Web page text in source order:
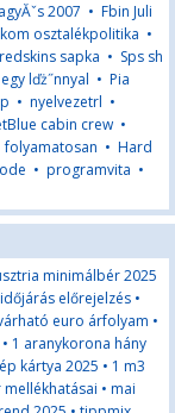
2007 • Fbin Juli
osztalékpolitika •
sapka • Sps sh
lďż˝nnyal • Pia
• nyelvezetrl •
cabin crew •
folyamatosan • Hard
• programvita •
minimálbér 2025
előrejelzés •
euro árfolyam •
• 1 aranykorona hány
kártya 2025 • 1 m3
• mai